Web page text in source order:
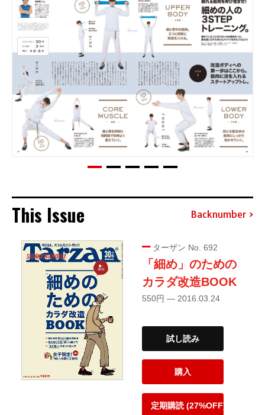
This Issue Backnumber
ターザン No. 692
「細め」のための
カラダ改造BOOK
550円 — 2016.03.24
試し読み
購入
定期購読 (27%OFF)